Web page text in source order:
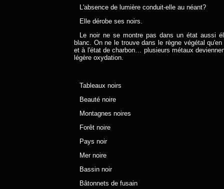
L'absence de lumière conduit-elle au néant?
Elle dérobe ses noirs.
Le noir ne se montre pas dans un état aussi
blanc. On ne le trouve dans le règne végétal
et à l'état de charbon… plusieurs métaux
légère oxydation.
Tableaux noirs
Beauté noire
Montagnes noires
Forêt noire
Pays noir
Mer noire
Bassin noir
Bâtonnets de fusain